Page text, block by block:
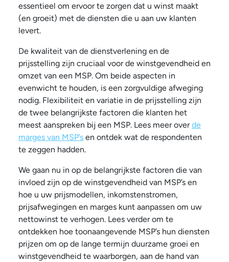
essentieel om ervoor te zorgen dat u winst maakt
(en groeit) met de diensten die u aan uw klanten
levert.
De kwaliteit van de dienstverlening en de
prijsstelling zijn cruciaal voor de winstgevendheid en
omzet van een MSP. Om beide aspecten in
evenwicht te houden, is een zorgvuldige afweging
nodig. Flexibiliteit en variatie in de prijsstelling zijn
de twee belangrijkste factoren die klanten het
meest aanspreken bij een MSP. Lees meer overde
marges van MSP’s en ontdek wat de respondenten
te zeggen hadden.
We gaan nu in op de belangrijkste factoren die van
invloed zijn op de winstgevendheid van MSP’s en
hoe u uw prijsmodellen, inkomstenstromen,
prijsafwegingen en marges kunt aanpassen om uw
nettowinst te verhogen. Lees verder om te
ontdekken hoe toonaangevende MSP’s hun diensten
prijzen om op de lange termijn duurzame groei en
winstgevendheid te waarborgen, aan de hand van